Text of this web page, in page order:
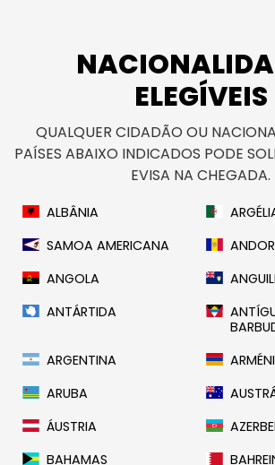
ELEGÍVEIS
QUALQUER CIDADÃO OU
PAÍSES ABAIXO INDICADOS PODE
EVISA NA CHEGADA.
ALBÂNIA
SAMOA AMERICANA
ANGOLA
ANTÁRTIDA
ARGENTINA
ARUBA
ÁUSTRIA
BAHAMAS